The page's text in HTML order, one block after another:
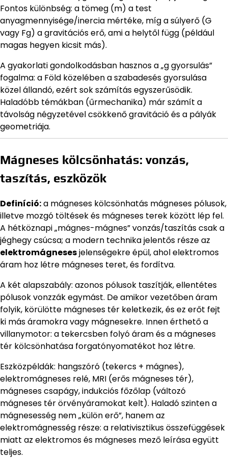
Fontos különbség: a tömeg (m) a test
anyagmennyisége/inercia mértéke, míg a súlyerő (G
vagy Fg) a gravitációs erő, ami a helytől függ (például
magas hegyen kicsit más).
A gyakorlati gondolkodásban hasznos a „g gyorsulás”
fogalma: a Föld közelében a szabadesés gyorsulása
közel állandó, ezért sok számítás egyszerűsödik.
Haladóbb témákban (űrmechanika) már számít a
távolság négyzetével csökkenő gravitáció és a pályák
geometriája.
Mágneses kölcsönhatás: vonzás,
taszítás, eszközök
Definíció:a mágneses kölcsönhatás mágneses pólusok,
illetve mozgó töltések és mágneses terek között lép fel.
A hétköznapi „mágnes-mágnes” vonzás/taszítás csak a
jéghegy csúcsa; a modern technika jelentős része az
elektromágnesesjelenségekre épül, ahol elektromos
áram hoz létre mágneses teret, és fordítva.
A két alapszabály: azonos pólusok taszítják, ellentétes
pólusok vonzzák egymást. De amikor vezetőben áram
folyik, körülötte mágneses tér keletkezik, és ez erőt fejt
ki más áramokra vagy mágnesekre. Innen érthető a
villanymotor: a tekercsben folyó áram és a mágneses
tér kölcsönhatása forgatónyomatékot hoz létre.
Eszközpéldák: hangszóró (tekercs + mágnes),
elektromágneses relé, MRI (erős mágneses tér),
mágneses csapágy, indukciós főzőlap (változó
mágneses tér örvényáramokat kelt). Haladó szinten a
mágnesesség nem „külön erő”, hanem az
elektromágnesség része: a relativisztikus összefüggések
miatt az elektromos és mágneses mező leírása együtt
teljes.